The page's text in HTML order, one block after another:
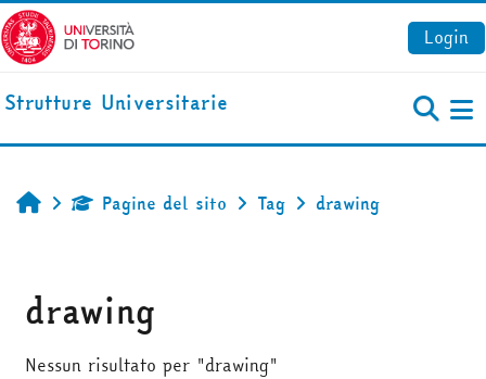
Vai al contenuto principale
Login
Strutture Universitarie
HomePagine del sito Tag drawing
drawing
Nessun risultato per "drawing"